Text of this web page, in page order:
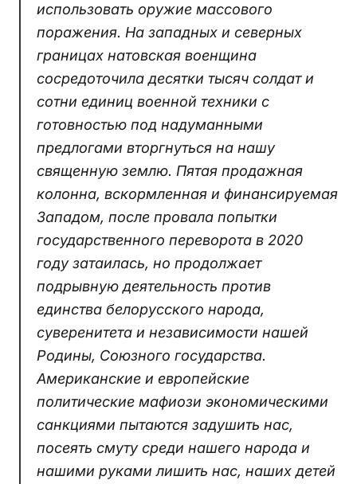
использовать оружие массового
поражения. На западных и северных
границах натовская военщина
сосредоточила десятки тысяч солдат и
сотни единиц военной техники с
готовностью под надуманными
предлогами вторгнуться на нашу
священную землю. Пятая продажная
колонна, вскормленная и финансируемая
Западом, после провала попытки
государственного переворота в 2020
году затаилась, но продолжает
подрывную деятельность против
единства белорусского народа,
суверенитета и независимости нашей
Родины, Союзного государства.
Американские и европейские
политические мафиози экономическими
санкциями пытаются задушить нас,
посеять смуту среди нашего народа и
нашими руками лишить нас, наших детей